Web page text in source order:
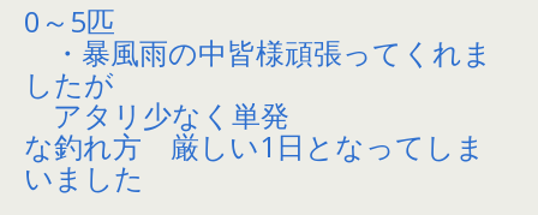
0～5匹
・暴風雨の中皆様頑張ってくれま
したが
アタリ少なく単発
な釣れ方 厳しい1日となってしま
いました